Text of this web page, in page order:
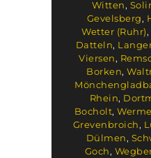
Witten,
Gevelsberg,
Wetter (Ruhr),
Datteln,
Viersen,
Borken,
Rhein,
Bocholt,
Grevenbroich,
Dülmen,
Goch,